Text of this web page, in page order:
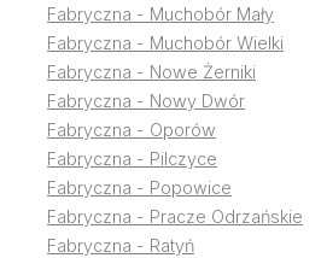
Fabryczna - Muchobór Mały
Fabryczna - Muchobór Wielki
Fabryczna - Nowe Żerniki
Fabryczna - Nowy Dwór
Fabryczna - Oporów
Fabryczna - Pilczyce
Fabryczna - Popowice
Fabryczna - Pracze Odrzańskie
Fabryczna - Ratyń